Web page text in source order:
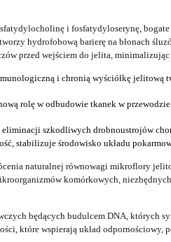
i fosfatydyloserynę,
hydrofobową barierę na błonach
przed wejściem do jelita, minimalizując
i chronią wyściółkę jelitową
rolę wodbudowie tkanek w
eliminacji szkodliwych drobnoustrojów
stabilizuje środowisko układu
naturalnej równowagi mikroflory
komórkowych,
będących budulcem DNA, których
które wspierają układ odpornościowy,